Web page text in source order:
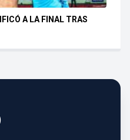
A LA FINAL TRAS